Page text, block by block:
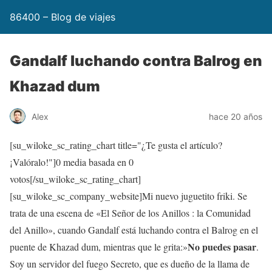
86400 – Blog de viajes
Gandalf luchando contra Balrog en
Khazad dum
Alex hace 20 años
[su_wiloke_sc_rating_chart title="¿Te gusta el artículo?
¡Valóralo!"]0media basada en 0
votos[/su_wiloke_sc_rating_chart]
[su_wiloke_sc_company_website]Mi nuevo juguetito friki. Se
trata de una escena de «El Señor de los Anillos : la Comunidad
del Anillo», cuando Gandalf está luchando contra el Balrog en el
puente de Khazad dum, mientras que le grita:»No puedes pasar.
Soy un servidor del fuego Secreto, que es dueño de la llama de